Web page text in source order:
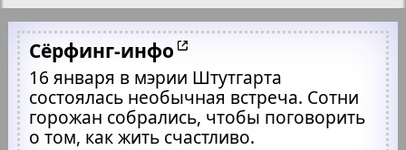
Сёрфинг-инфо
16 января в мэрии Штутгарта
состоялась необычная встреча. Сотни
горожан собрались, чтобы поговорить
о том, как жить счастливо.